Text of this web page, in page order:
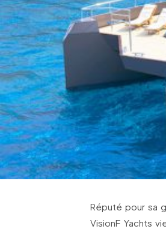
Réputé pour sa
VisionF Yachts